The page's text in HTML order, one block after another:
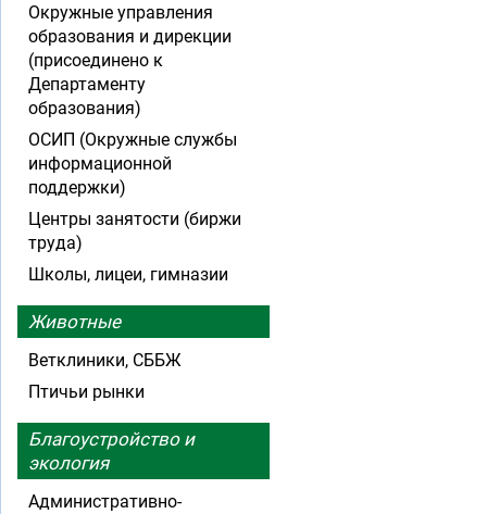
Окружные управления
образования и дирекции
(присоединено к
Департаменту
образования)
ОСИП (Окружные службы
информационной
поддержки)
Центры занятости (биржи
труда)
Школы, лицеи, гимназии
Животные
Ветклиники, СББЖ
Птичьи рынки
Благоустройство и
экология
Административно-